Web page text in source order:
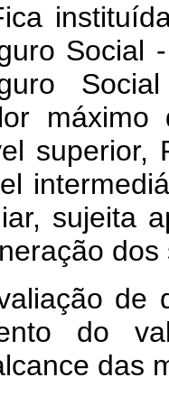
a
Social
superior,
sujeita
de
do
das